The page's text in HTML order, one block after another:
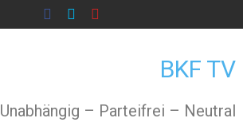
BKF TV
Unabhängig – Parteifrei – Neutral